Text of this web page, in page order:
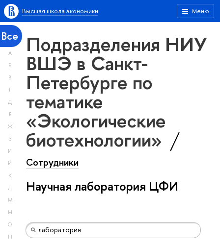
Меню
Высшая школа экономики
Все
А
Б
В
Г
Д
Е
Ж
З
И
Й
К
Л
М
Н
О
П
Подразделения НИУ
ВШЭ в Санкт-
Петербурге по
тематике
«Экологические
биотехнологии»
Сотрудники
Научная лаборатория ЦФИ